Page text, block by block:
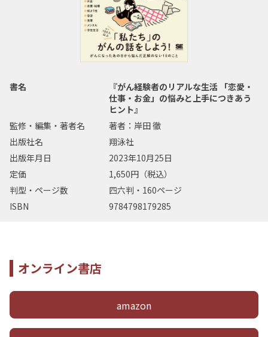
書名
『がん経験者のリアルな生活 「恋愛・
仕事・お金」の悩みと上手につきあう
ヒント』
監修・編集・著者名
著者：岸田 徹
出版社名
翔泳社
出版年月日
2023年10月25日
定価
1,650円（税込）
判型・ページ数
四六判・160ページ
ISBN
9784798179285
オンライン書店
amazon